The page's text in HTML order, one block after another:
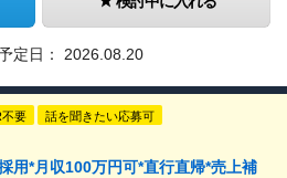
定日： 2026.08.20
不要 話を聞きたい応募可
用*月収100万円可*直行直帰*売上補